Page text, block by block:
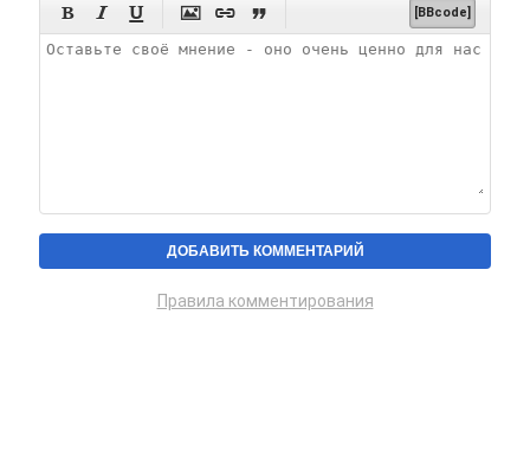
      [BBcode]
Правила комментирования